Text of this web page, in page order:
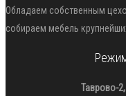
Обладаем собственным
собираем мебель
Таврово-